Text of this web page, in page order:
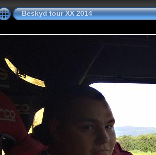
Beskyd tour XX 2014